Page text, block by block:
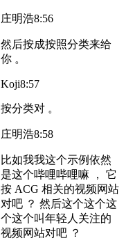
庄明浩8:56
然后按成按照分类来给
你 。
Koji8:57
按分类对 。
庄明浩8:58
比如我我这个示例依然
是这个哔哩哔哩嘛 ， 它
按 ACG 相关的视频网站
对吧 ？ 然后这个这个这
个这个叫年轻人关注的
视频网站对吧 ？